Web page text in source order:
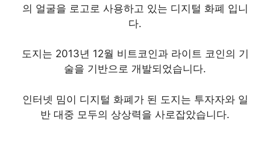
의 얼굴을 로고로 사용하고 있는 디지털 화폐 입니
다.
도지는 2013년 12월 비트코인과 라이트 코인의 기
술을 기반으로 개발되었습니다.
인터넷 밈이 디지털 화폐가 된 도지는 투자자와 일
반 대중 모두의 상상력을 사로잡았습니다.